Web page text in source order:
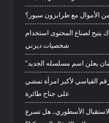
الأموال مع طرابزون سبور؟
يتيح لصناع المحتوى استخدام
شخصيات ديزني
يعلن اسم مسلسله الجديد
تحطم الرقم القياسي لأكبر امرأة تمشي
على جناح طائرة
الأسطوري.. هل تسرع